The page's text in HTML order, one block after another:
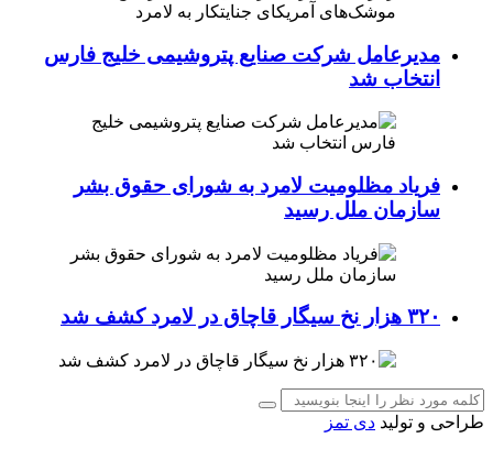
مدیرعامل شرکت صنایع پتروشیمی خلیج فارس
انتخاب شد
فریاد مظلومیت لامرد به شورای حقوق بشر
سازمان ملل رسید
۳۲۰ هزار نخ سیگار قاچاق در لامرد کشف شد
طراحی و تولید دی تمز